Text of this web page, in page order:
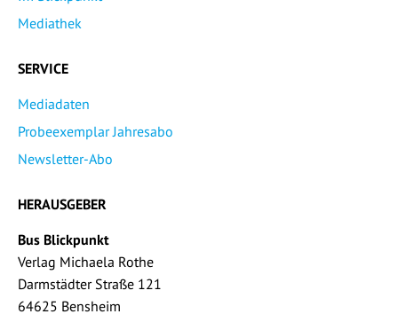
Mediathek
SERVICE
Mediadaten
Probeexemplar Jahresabo
Newsletter-Abo
HERAUSGEBER
Bus Blickpunkt
Verlag Michaela Rothe
Darmstädter Straße 121
64625 Bensheim